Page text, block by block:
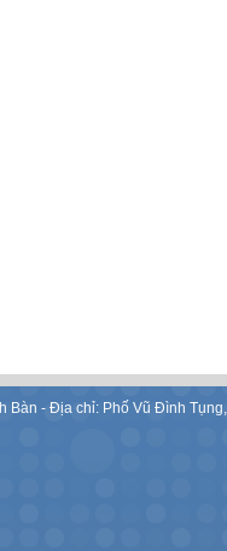
Bàn - Địa chỉ: Phố Vũ Đình